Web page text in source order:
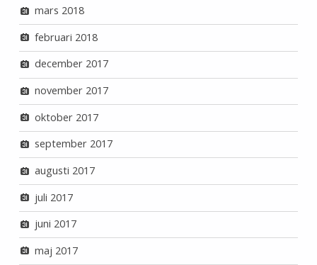
mars 2018
februari 2018
december 2017
november 2017
oktober 2017
september 2017
augusti 2017
juli 2017
juni 2017
maj 2017